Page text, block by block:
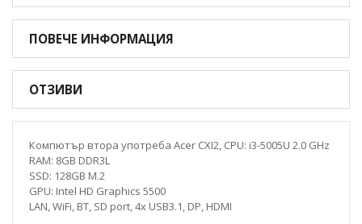
ПОВЕЧЕ ИНФОРМАЦИЯ
ОТЗИВИ
Компютър втора употреба Acer CXI2, CPU: i3-5005U 2.0 GHz
RAM: 8GB DDR3L
SSD: 128GB M.2
GPU: Intel HD Graphics 5500
LAN, WiFi, BT, SD port, 4x USB3.1, DP, HDMI